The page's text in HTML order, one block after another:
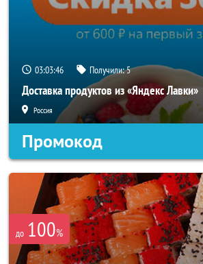
03:03:42 Получили:5
Доставка продуктов из «Яндекс Лавки»
Россия
Промокод
до 100%